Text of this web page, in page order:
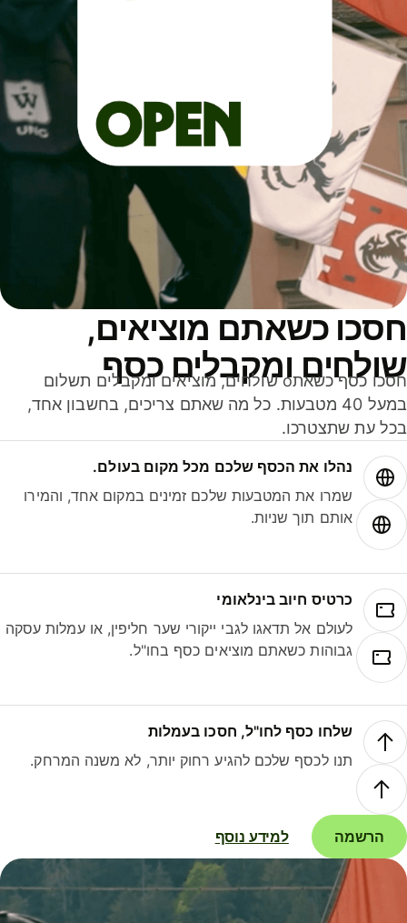
כשאתם מוציאים,
ומקבלים כסף
חסכו כסף כשאתo שולחים, מוציאים ומקבלים תשלום
במעל 40 מטבעות. כל מה שאתם צריכים, בחשבון אחד,
עת שתצטרכו.
נהלו את הכסף שלכם מכל מקום בעולם.
שמרו את המטבעות שלכם זמינים במקום אחד, והמירו
אותם תוך שניות.
כרטיס חיוב בינלאומי
לעולם אל תדאגו לגבי ייקורי שער חליפין, או עמלות עסקה
גבוהות כשאתם מוציאים כסף בחו"ל.
שלחו כסף לחו"ל, חסכו בעמלות
תנו לכסף שלכם להגיע רחוק יותר, לא משנה המרחק.
הרשמה למידע נוסף